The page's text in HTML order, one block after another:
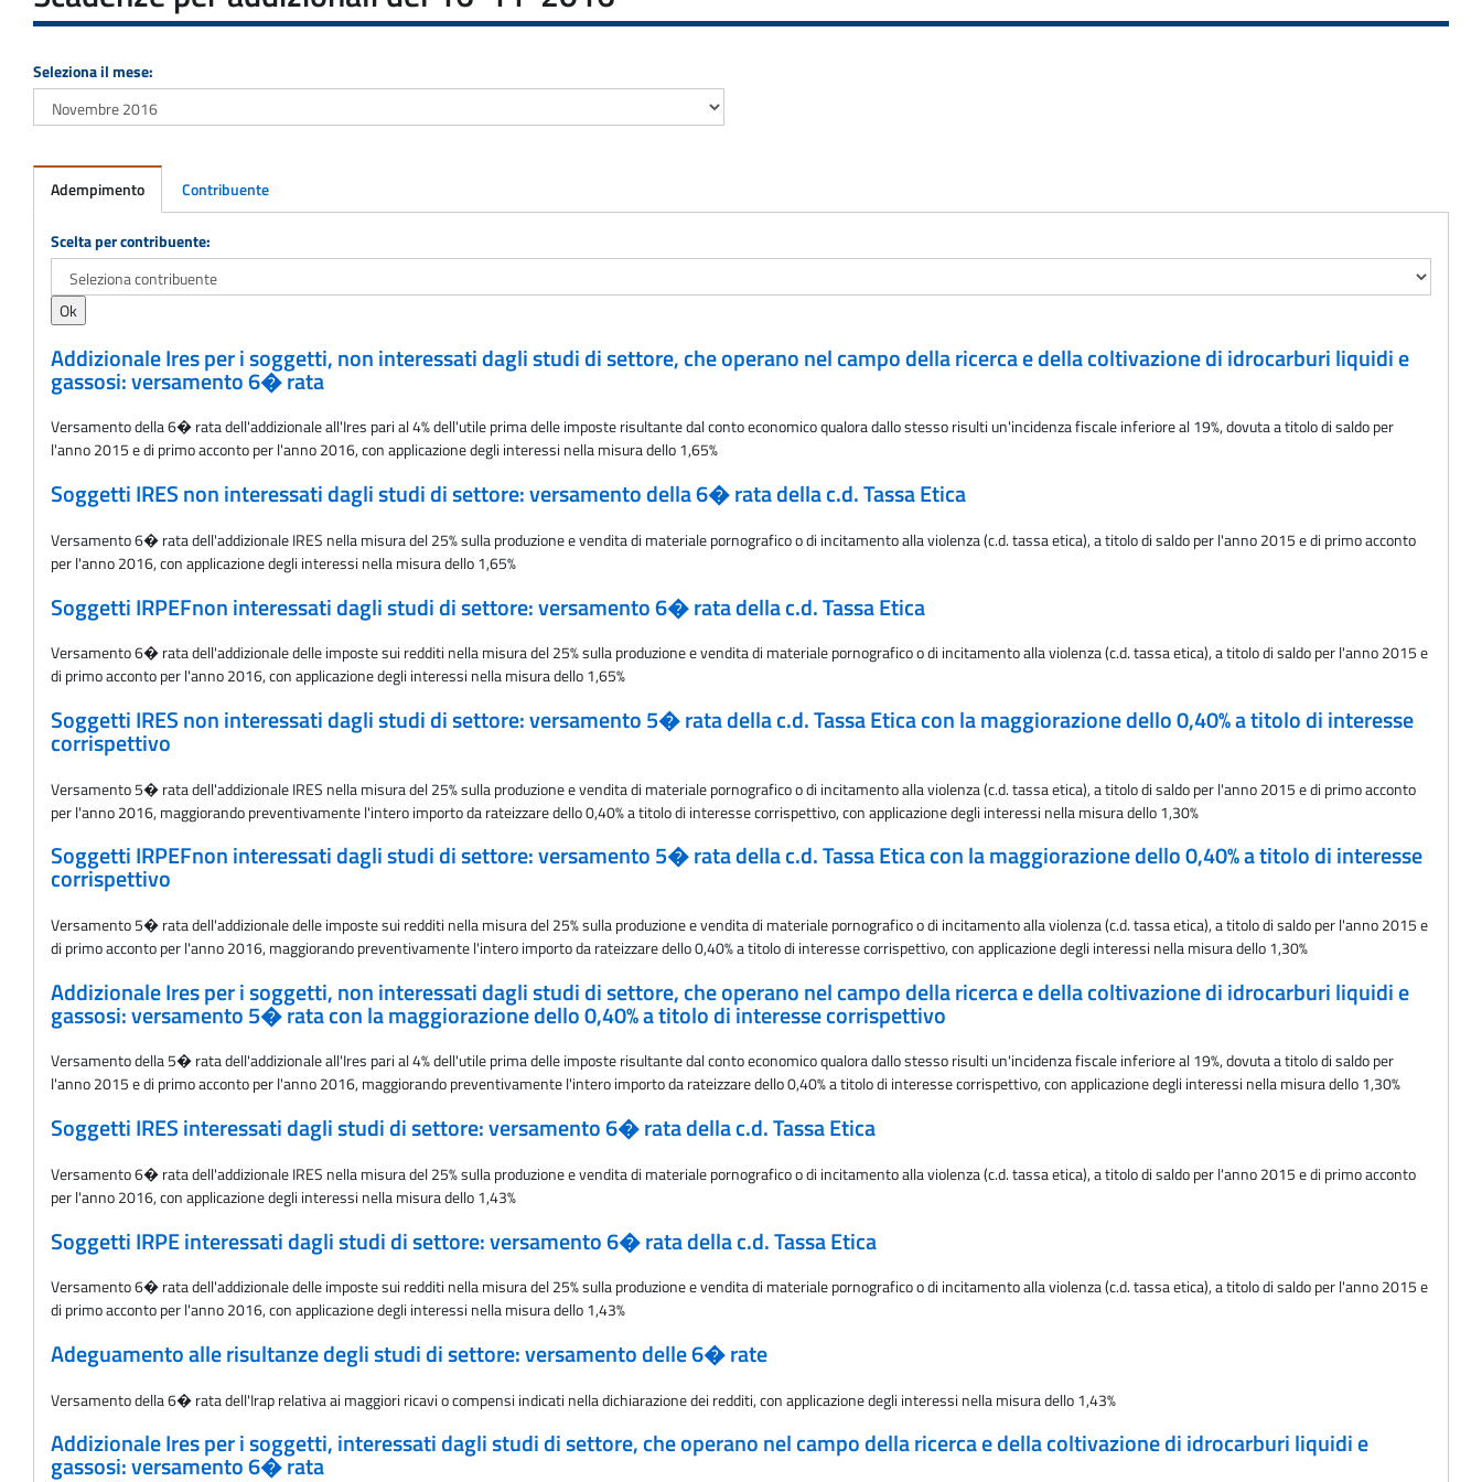
Seleziona il mese:
Adempimento Contribuente
Adempimento
Scelta per contribuente:
Addizionale Ires per i soggetti, non interessati dagli studi di settore, che operano nel campo della ricerca e della coltivazione di idrocarburi liquidi e
gassosi: versamento 6� rata
Versamento della 6� rata dell'addizionale all'Ires pari al 4% dell'utile prima delle imposte risultante dal conto economico qualora dallo stesso risulti un'incidenza fiscale inferiore al 19%, dovuta a titolo di saldo per
l'anno 2015 e di primo acconto per l'anno 2016, con applicazione degli interessi nella misura dello 1,65%
Soggetti IRES non interessati dagli studi di settore: versamento della 6� rata della c.d. Tassa Etica
Versamento 6� rata dell'addizionale IRES nella misura del 25% sulla produzione e vendita di materiale pornografico o di incitamento alla violenza (c.d. tassa etica), a titolo di saldo per l'anno 2015 e di primo acconto
per l'anno 2016, con applicazione degli interessi nella misura dello 1,65%
Soggetti IRPEFnon interessati dagli studi di settore: versamento 6� rata della c.d. Tassa Etica
Versamento 6� rata dell'addizionale delle imposte sui redditi nella misura del 25% sulla produzione e vendita di materiale pornografico o di incitamento alla violenza (c.d. tassa etica), a titolo di saldo per l'anno 2015 e
di primo acconto per l'anno 2016, con applicazione degli interessi nella misura dello 1,65%
Soggetti IRES non interessati dagli studi di settore: versamento 5� rata della c.d. Tassa Etica con la maggiorazione dello 0,40% a titolo di interesse
corrispettivo
Versamento 5� rata dell'addizionale IRES nella misura del 25% sulla produzione e vendita di materiale pornografico o di incitamento alla violenza (c.d. tassa etica), a titolo di saldo per l'anno 2015 e di primo acconto
per l'anno 2016, maggiorando preventivamente l'intero importo da rateizzare dello 0,40% a titolo di interesse corrispettivo, con applicazione degli interessi nella misura dello 1,30%
Soggetti IRPEFnon interessati dagli studi di settore: versamento 5� rata della c.d. Tassa Etica con la maggiorazione dello 0,40% a titolo di interesse
corrispettivo
Versamento 5� rata dell'addizionale delle imposte sui redditi nella misura del 25% sulla produzione e vendita di materiale pornografico o di incitamento alla violenza (c.d. tassa etica), a titolo di saldo per l'anno 2015 e
di primo acconto per l'anno 2016, maggiorando preventivamente l'intero importo da rateizzare dello 0,40% a titolo di interesse corrispettivo, con applicazione degli interessi nella misura dello 1,30%
Addizionale Ires per i soggetti, non interessati dagli studi di settore, che operano nel campo della ricerca e della coltivazione di idrocarburi liquidi e
gassosi: versamento 5� rata con la maggiorazione dello 0,40% a titolo di interesse corrispettivo
Versamento della 5� rata dell'addizionale all'Ires pari al 4% dell'utile prima delle imposte risultante dal conto economico qualora dallo stesso risulti un'incidenza fiscale inferiore al 19%, dovuta a titolo di saldo per
l'anno 2015 e di primo acconto per l'anno 2016, maggiorando preventivamente l'intero importo da rateizzare dello 0,40% a titolo di interesse corrispettivo, con applicazione degli interessi nella misura dello 1,30%
Soggetti IRES interessati dagli studi di settore: versamento 6� rata della c.d. Tassa Etica
Versamento 6� rata dell'addizionale IRES nella misura del 25% sulla produzione e vendita di materiale pornografico o di incitamento alla violenza (c.d. tassa etica), a titolo di saldo per l'anno 2015 e di primo acconto
per l'anno 2016, con applicazione degli interessi nella misura dello 1,43%
Soggetti IRPE interessati dagli studi di settore: versamento 6� rata della c.d. Tassa Etica
Versamento 6� rata dell'addizionale delle imposte sui redditi nella misura del 25% sulla produzione e vendita di materiale pornografico o di incitamento alla violenza (c.d. tassa etica), a titolo di saldo per l'anno 2015 e
di primo acconto per l'anno 2016, con applicazione degli interessi nella misura dello 1,43%
Adeguamento alle risultanze degli studi di settore: versamento delle 6� rate
Versamento della 6� rata dell'Irap relativa ai maggiori ricavi o compensi indicati nella dichiarazione dei redditi, con applicazione degli interessi nella misura dello 1,43%
Addizionale Ires per i soggetti, interessati dagli studi di settore, che operano nel campo della ricerca e della coltivazione di idrocarburi liquidi e
gassosi: versamento 6� rata